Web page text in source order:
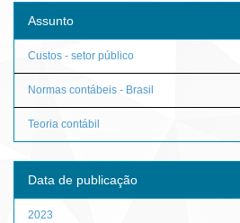
Assunto
Custos - setor público
Normas contábeis - Brasil
Teoria contábil
Data de publicação
2023